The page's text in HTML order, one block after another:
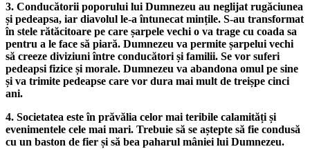
3. Conducătorii poporului lui Dumnezeu au neglijat rugăciunea
și pedeapsa, iar diavolul le-a întunecat mințile. S-au transformat
în stele rătăcitoare pe care șarpele vechi o va trage cu coada sa
pentru a le face să piară. Dumnezeu va permite șarpelui vechi
să creeze diviziuni între conducători și familii. Se vor suferi
pedeapsi fizice și morale. Dumnezeu va abandona omul pe sine
și va trimite pedeapse care vor dura mai mult de treișpe cinci
ani.
4. Societatea este în prăvălia celor mai teribile calamități și
evenimentele cele mai mari. Trebuie să se aștepte să fie condusă
cu un baston de fier și să bea paharul mâniei lui Dumnezeu.